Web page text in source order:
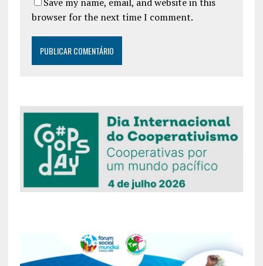
browser for the next time I comment.